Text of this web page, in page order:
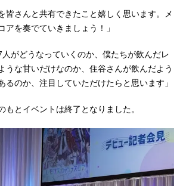
皆さんと共有できたこと嬉しく思います。メ
アを奏でていきましょう！」
人がどうなっていくのか、僕たちが飲んだレ
うな甘いだけなのか、住谷さんが飲んだよう
るのか、注目していただけたらと思います」
もとイベントは終了となりました。